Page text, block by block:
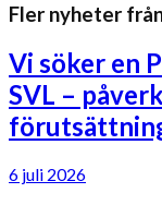
Fler nyheter
Vi söker en
SVL –
6 juli 2026